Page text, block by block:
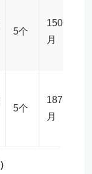
5个
1500元/
月
5个
1875元/
月
）